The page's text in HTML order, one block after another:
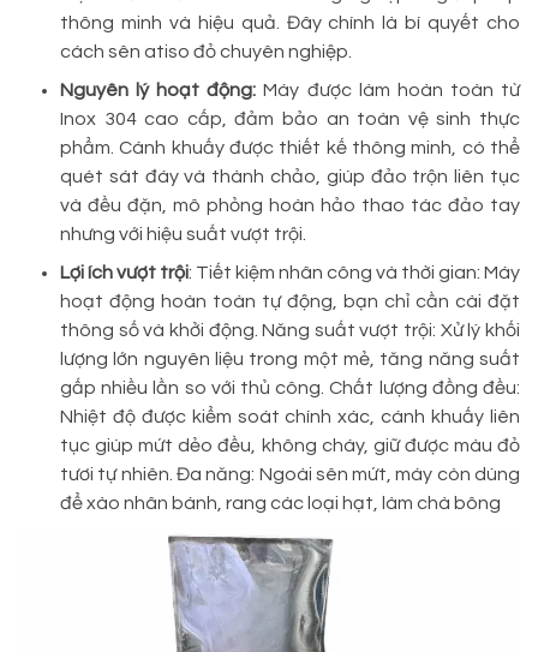
thông minh và hiệu quả. Đây chính là bí quyết cho
cách sên atiso đỏ chuyên nghiệp.
Nguyên lý hoạt động: Máy được làm hoàn toàn từ
Inox 304 cao cấp, đảm bảo an toàn vệ sinh thực
phẩm. Cánh khuấy được thiết kế thông minh, có thể
quét sát đáy và thành chảo, giúp đảo trộn liên tục
và đều đặn, mô phỏng hoàn hảo thao tác đảo tay
nhưng với hiệu suất vượt trội.
Lợi ích vượt trội: Tiết kiệm nhân công và thời gian: Máy
hoạt động hoàn toàn tự động, bạn chỉ cần cài đặt
thông số và khởi động. Năng suất vượt trội: Xử lý khối
lượng lớn nguyên liệu trong một mẻ, tăng năng suất
gấp nhiều lần so với thủ công. Chất lượng đồng đều:
Nhiệt độ được kiểm soát chính xác, cánh khuấy liên
tục giúp mứt dẻo đều, không cháy, giữ được màu đỏ
tươi tự nhiên. Đa năng: Ngoài sên mứt, máy còn dùng
để xào nhân bánh, rang các loại hạt, làm chà bông